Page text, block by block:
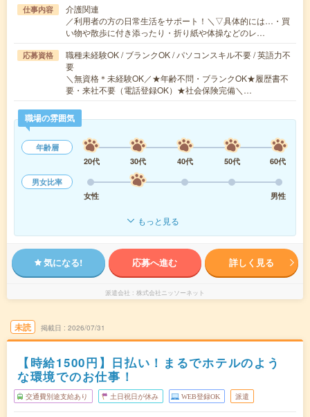
仕事内容
介護関連
／利用者の方の日常生活をサポート！＼▽具体的には…・買
い物や散歩に付き添ったり・折り紙や体操などのレ…
応募資格
職種未経験OK / ブランクOK / パソコンスキル不要 / 英語力不
要
＼無資格＊未経験OK／★年齢不問・ブランクOK★履歴書不
要・来社不要（電話登録OK）★社会保険完備＼…
職場の雰囲気
年齢層
20代
30代 40代 50代
60代
男女比率
女性
男性
もっと見る
気になる! 応募へ進む 詳しく見る
派遣会社 株式会社ニッソーネット
未読 掲載日 2026/07/31
【時給1500円】日払い！まるでホテルのよう
な環境でのお仕事！
交通費別途支給あり 土日祝日が休み WEB登録OK 派遣